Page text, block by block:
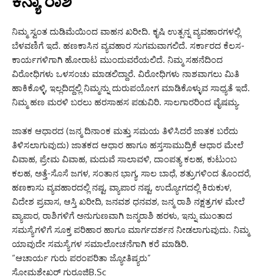
ನಿಮ್ಮ ಸ್ವಂತ ದುಡಿಮೆಯಿಂದ ವಾಹನ ಖರೀದಿ. ಕೃಷಿ ಉತ್ಪನ್ನ ವ್ಯವಹಾರಗಳಲ್ಲಿ
ಬೆಳವಣಿಗೆ ಇದೆ. ಹಣಕಾಸಿನ ವ್ಯವಹಾರ ಸುಗಮವಾಗಲಿದೆ. ಸರ್ಕಾರದ ಕೆಲಸ-
ಕಾರ್ಯಗಳಿಗಾಗಿ ಹೋರಾಟ ಮುಂದುವರೆಯಲಿದೆ. ನಿಮ್ಮ ಸಹನೆದಿಂದ
ವಿರೋಧಿಗಳು ಒಳಸಂಚು ಮಾಡಲಿದ್ದಾರೆ. ವಿರೋಧಿಗಳು ನಾಶವಾಗಲು ಮಿತಿ
ಹಾಕಿಕೊಳ್ಳಿ, ಇಲ್ಲದಿದ್ದಲ್ಲಿ ನಿಮ್ಮನ್ನು ದುರುಪಯೋಗ ಮಾಡಿಕೊಳ್ಳುವ ಸಾಧ್ಯತೆ ಇದೆ.
ನಿಮ್ಮ ಹಣ ಮರಳಿ ಬರಲು ಹರಸಾಹಸ ಪಡುವಿರಿ. ಸಾಲಗಾರರಿಂದ ವೈಷಮ್ಯ.
ಜಾತಕ ಆಧಾರದ (ಜನ್ಮ ದಿನಾಂಕ ಮತ್ತು ಸಮಯ ತಿಳಿಸಿದರೆ ಜಾತಕ ಬರೆದು
ತಿಳಿಸಲಾಗುವುದು) ಜಾತಕದ ಆಧಾರ ಹಾಗೂ ಹಸ್ತಸಾಮುದ್ರಿಕೆ ಆಧಾರ ಮೇಲೆ
ವಿವಾಹ, ಪ್ರೇಮ ವಿವಾಹ, ಮದುವೆ ಸಾಲಾವಳಿ, ದಾಂಪತ್ಯ ಕಲಹ, ಕುಟುಂಬ
ಕಲಹ, ಅತ್ತೆ-ಸೊಸೆ ಜಗಳ, ಸಂತಾನ ಭಾಗ್ಯ, ಸಾಲ ಬಾಧೆ, ಶತ್ರುಗಳಿಂದ ತೊಂದರೆ,
ಹಣಕಾಸು ವ್ಯವಹಾರದಲ್ಲಿ ನಷ್ಟ, ವ್ಯಾಪಾರ ನಷ್ಟ, ಉದ್ಯೋಗದಲ್ಲಿ ಕಿರುಕುಳ,
ವಿದೇಶ ಪ್ರವಾಸ, ಆಸ್ತಿ ಖರೀದಿ, ಜನವಶ ಧನವಶ, ಜನ್ಮ ರಾಶಿ ನಕ್ಷತ್ರಗಳ ಮೇಲೆ
ವ್ಯಾಪಾರ, ರಾಶಿಗಳಿಗೆ ಅನುಗುಣವಾಗಿ ಜನ್ಮರಾಶಿ ಹರಳು, ಇನ್ನು ಮುಂತಾದ
ಸಮಸ್ಯೆಗಳಿಗೆ ಸೂಕ್ತ ಪರಿಹಾರ ಹಾಗೂ ಮಾರ್ಗದರ್ಶನ ನೀಡಲಾಗುವುದು. ನಿಮ್ಮ
ಯಾವುದೇ ಸಮಸ್ಯೆಗಳ ಸಮಾಲೋಚನೆಗಾಗಿ ಕರೆ ಮಾಡಿರಿ.
“ಆಚಾರ್ಯ ಗುರು ಪರಂಪರಿತಾ ಜ್ಯೋತಿಷ್ಯರು”
ಸೋಮಶೇಖರ್ ಗುರೂಜಿB.Sc